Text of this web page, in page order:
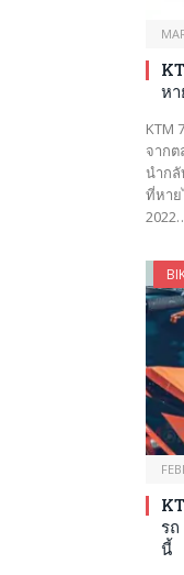
หา
KTM
จากต
นำกลั
ที่หาย
ร
นี้